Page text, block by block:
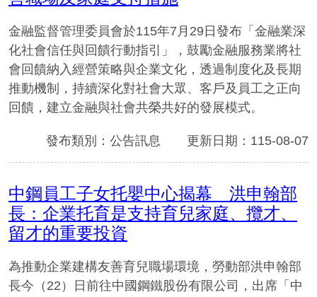
金融監督管理委員會於115年7月29日發布「金融業深
化社會信任與回饋行動指引」，鼓勵金融服務業將社
會回饋納入經營策略與企業文化，透過制度化及長期
推動機制，持續深化對社會大眾、客戶及員工之正向
回饋，建立金融與社會共榮共好的發展模式。
發布類別：公告訊息 更新日期：115-08-07
中鋼員工子女托嬰中心揭幕 洪申翰部
長：企業托育是支持育兒家庭、攬才、
留才的重要投資
為推動企業建構友善育兒職場環境，勞動部洪申翰部
長今（22）日前往中國鋼鐵股份有限公司，出席「中